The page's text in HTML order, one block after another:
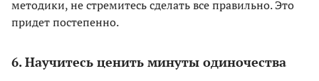
методики, не стремитесь сделать все правильно. Это
придет постепенно.
6. Научитесь ценить минуты одиночества